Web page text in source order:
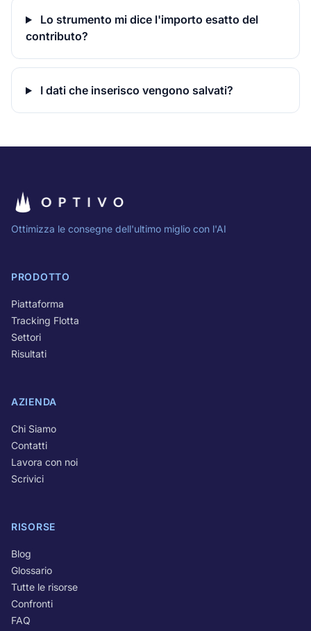
Lo strumento mi dice l'importo esatto del
contributo?
I dati che inserisco vengono salvati?
Ottimizza le consegne dell'ultimo miglio con l'AI
PRODOTTO
Piattaforma
Tracking Flotta
Settori
Risultati
AZIENDA
Chi Siamo
Contatti
Lavora con noi
Scrivici
RISORSE
Blog
Glossario
Tutte le risorse
Confronti
FAQ